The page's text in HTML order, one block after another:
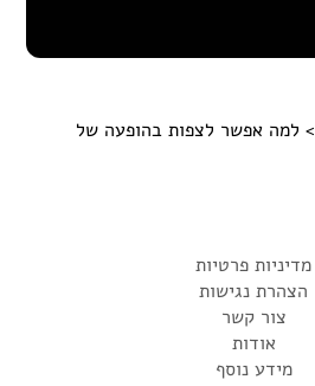
> למה אפשר לצפות בהופעה של
מדיניות פרטיות
הצהרת נגישות
צור קשר
אודות
מידע נוסף